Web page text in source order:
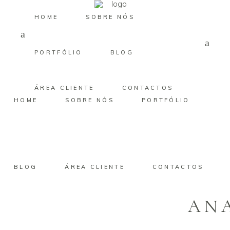
HOME SOBRE NÓS PORTFÓLIO
BLOG ÁREA CLIENTE CONTACTOS
HOME SOBRE NÓS
PORTFÓLIO BLOG
ÁREA CLIENTE CONTACTOS